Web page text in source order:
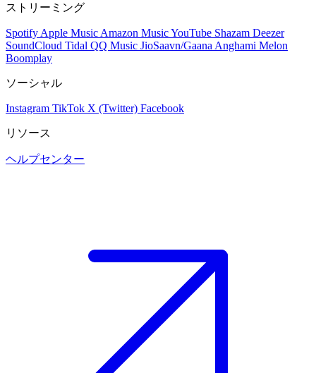
ストリーミング
Spotify Apple Music Amazon MusicYouTube Shazam Deezer
SoundCloud Tidal QQ Music JioSaavn/Gaana Anghami Melon
Boomplay
ソーシャル
Instagram TikTok X (Twitter) Facebook
リソース
ヘルプセンター